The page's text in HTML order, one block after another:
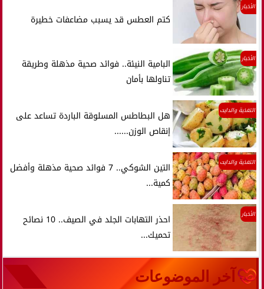
الأخبار
كتم العطس قد يسبب مضاعفات خطيرة
الأخبار
البامية النيئة.. فوائد صحية مذهلة وطريقة
تناولها بأمان
التغذية والدايت
هل البطاطس المسلوقة الباردة تساعد على
إنقاص الوزن......
التغذية والدايت
التين الشوكي.. 7 فوائد صحية مذهلة وأفضل
كمية...
الأخبار
احذر التهابات الجلد في الصيف.. 10 نصائح
تحميك...
آخر الموضوعات